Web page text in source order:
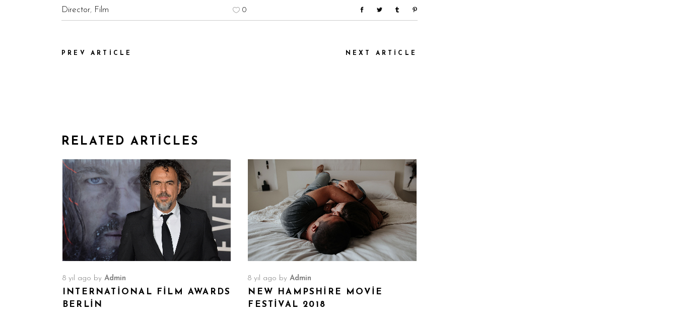
Director, Film 0
PREV ARTICLE NEXT ARTICLE
RELATED ARTICLES
8 yıl ago by Admin
INTERNATIONAL FILM AWARDS
BERLIN
8 yıl ago byAdmin
NEW HAMPSHIRE MOVIE
FESTIVAL 2018